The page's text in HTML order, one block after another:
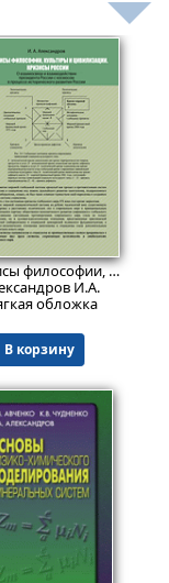
И.А.
703
Кризисы философии, культуры и цивилизации. Кризисы России: О взаимосвязи и взаимодействии президента России с космосом в процессе исторического развития России
И.А.
обложка
В корзину